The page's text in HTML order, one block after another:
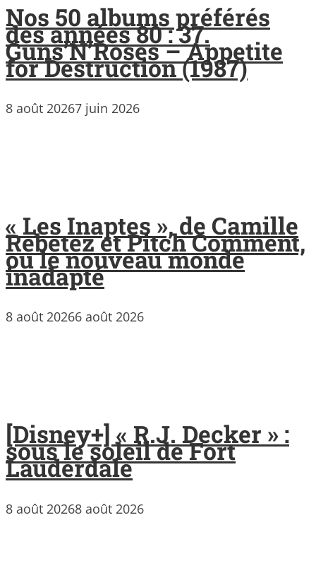
Nos 50 albums préférés
des années 80 : 37.
Guns’N’Roses – Appetite
for Destruction (1987)
8 août 20267 juin 2026
« Les Inaptes », de Camille
Rebetez et Pitch Comment,
ou le nouveau monde
inadapté
8 août 20266 août 2026
[Disney+] « R.J. Decker » :
sous le soleil de Fort
Lauderdale
8 août 20268 août 2026